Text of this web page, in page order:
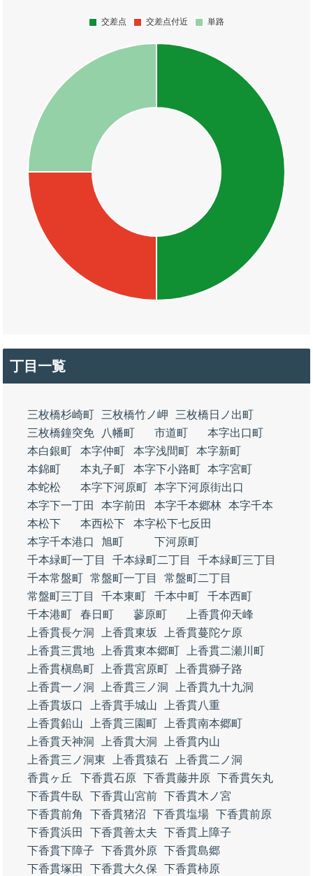
丁目一覧
三枚橋杉崎町 三枚橋竹ノ岬
三枚橋日ノ出町
三枚橋鐘突免
八幡町 市道町
本字出口町
本白銀町
本字仲町 本字浅間町 本字新町
本錦町
本丸子町 本字下小路町 本字宮町
本蛇松
本字下河原町 本字下河原街出口
本字下一丁田
本字前田 本字千本郷林 本字千本
本松下
本西松下
本字松下七反田
本字千本港口
旭町
下河原町
千本緑町一丁目
千本緑町二丁目
千本緑町三丁目
千本常盤町 常盤町一丁目
常盤町二丁目
常盤町三丁目
千本東町 千本中町
千本西町
千本港町
春日町 蓼原町
上香貫仰天峰
上香貫長ケ洞
上香貫東坂
上香貫蔓陀ケ原
上香貫三貫地
上香貫東本郷町
上香貫二瀬川町
上香貫槇島町
上香貫宮原町
上香貫獅子路
上香貫一ノ洞
上香貫三ノ洞
上香貫九十九洞
上香貫坂口
上香貫手城山
上香貫八重
上香貫鉛山
上香貫三園町
上香貫南本郷町
上香貫天神洞
上香貫大洞
上香貫内山
上香貫三ノ洞東
上香貫猿石
上香貫二ノ洞
香貫ヶ丘
下香貫石原 下香貫藤井原 下香貫矢丸
下香貫牛臥
下香貫山宮前 下香貫木ノ宮
下香貫前角
下香貫猪沼 下香貫塩場 下香貫前原
下香貫浜田
下香貫善太夫
下香貫上障子
下香貫下障子
下香貫外原 下香貫島郷
下香貫塚田
下香貫大久保
下香貫柿原